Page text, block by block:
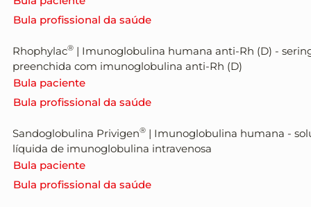
Bula profissional da saúde
Rhophylac® | Imunoglobulina humana anti-Rh (D) -
preenchida com imunoglobulina anti-Rh (D)
Bula paciente
Bula profissional da saúde
Sandoglobulina Privigen® | Imunoglobulina humana -
líquida de imunoglobulina intravenosa
Bula paciente
Bula profissional da saúde